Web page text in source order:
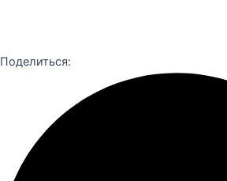
Поделиться: